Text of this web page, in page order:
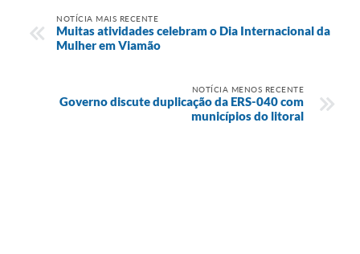
NOTÍCIA MAIS RECENTE
Muitas atividades celebram o Dia Internacional da
Mulher em Viamão
NOTÍCIA MENOS RECENTE
Governo discute duplicação da ERS-040 com
municípios do litoral